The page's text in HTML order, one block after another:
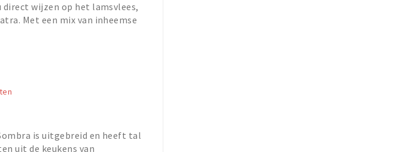
direct wijzen op het lamsvlees,
Met een mix van inheemse
is uitgebreid en heeft tal
uit de keukens van